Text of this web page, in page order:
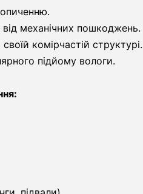
від механічних пошкоджень.
комірчастій структурі.
підйому вологи.